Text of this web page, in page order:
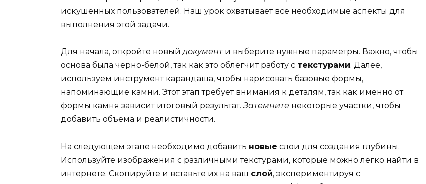
искушённых пользователей. Наш урок охватывает все необходимые аспекты для
выполнения этой задачи.
Для начала, откройте новыйдокументи выберите нужные параметры. Важно, чтобы
основа была чёрно-белой, так как это облегчит работу с текстурами. Далее,
используем инструмент карандаша, чтобы нарисовать базовые формы,
напоминающие камни. Этот этап требует внимания к деталям, так как именно от
формы камня зависит итоговый результат.Затемните некоторые участки, чтобы
добавить объёма и реалистичности.
На следующем этапе необходимо добавить новые слои для создания глубины.
Используйте изображения с различными текстурами, которые можно легко найти в
интернете. Скопируйте и вставьте их на ваш слой, экспериментируя с